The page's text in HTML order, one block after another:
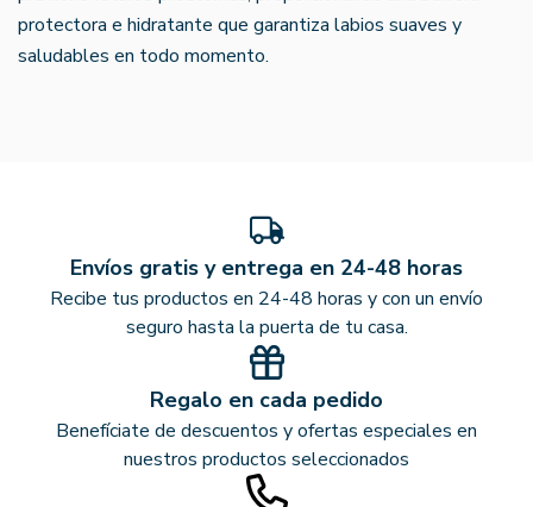
protectora e hidratante que garantiza labios suaves y
saludables en todo momento.
Envíos gratis y entrega en 24-48 horas
Recibe tus productos en 24-48 horas y con un envío
seguro hasta la puerta de tu casa.
Regalo en cada pedido
Benefíciate de descuentos y ofertas especiales en
nuestros productos seleccionados